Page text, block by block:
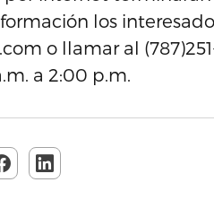
los
o llamar al
a 2:00 p.m.